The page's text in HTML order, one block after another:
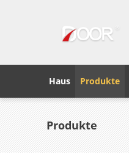
Haus Produkte
Produkte